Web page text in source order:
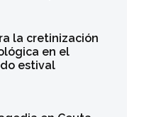
la cretinización
en el
estival